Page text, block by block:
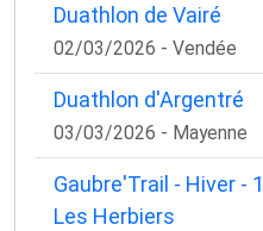
Duathlon de Vairé
02/03/2026 - Vendée
Duathlon d'Argentré
03/03/2026 - Mayenne
Gaubre'Trail - Hiver -
Les Herbiers